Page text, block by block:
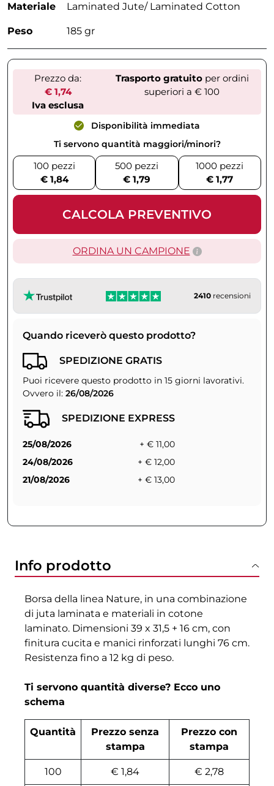
Materiale Laminated Jute/ Laminated Cotton
Peso 185 gr
Prezzo da:
€ 1,74
Iva esclusa
Trasporto gratuitoper ordini
superiori a € 100
Disponibilità immediata
Ti servono quantità maggiori/minori?
100 pezzi
€ 1,84
500 pezzi
€ 1,79
1000 pezzi
€ 1,77
CALCOLA PREVENTIVO
ORDINA UN CAMPIONE
2410 recensioni
Quando riceverò questo prodotto?
SPEDIZIONE GRATIS
Puoi ricevere questo prodotto in 15 giorni lavorativi.
Ovvero il: 26/08/2026
SPEDIZIONE EXPRESS
25/08/2026
+ € 11,00
24/08/2026
+ € 12,00
21/08/2026
+ € 13,00
Info prodotto
Borsa della linea Nature, in una combinazione
di juta laminata e materiali in cotone
laminato. Dimensioni 39 x 31,5 + 16 cm, con
finitura cucita e manici rinforzati lunghi 76 cm.
Resistenza fino a 12 kg di peso.
Ti servono quantità diverse? Ecco uno
schema
Quantità
Prezzo senza
stampa
Prezzo con
stampa
100 € 1,84 € 2,78